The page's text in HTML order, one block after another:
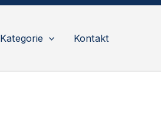
Kategorie Kontakt